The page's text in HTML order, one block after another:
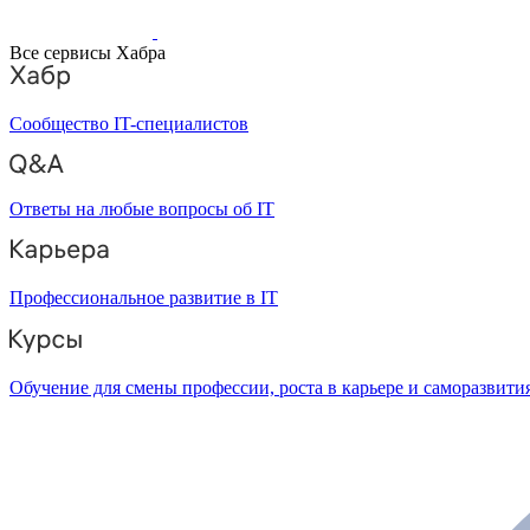
Все сервисы Хабра
Сообщество IT-специалистов
Ответы на любые вопросы об IT
Профессиональное развитие в IT
Обучение для смены профессии, роста в карьере и